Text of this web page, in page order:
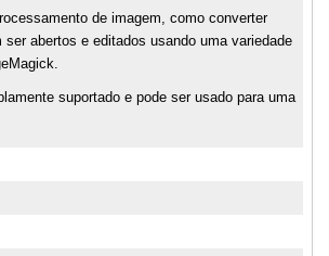
de imagem, como converter
abertos e editados usando uma variedade
suportado e pode ser usado para uma